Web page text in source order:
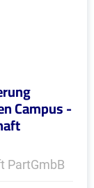
Campus -
PartGmbB